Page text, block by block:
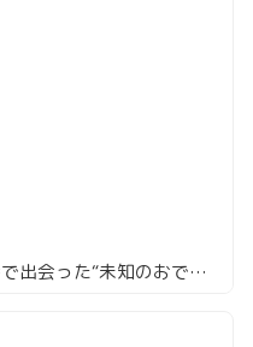
「え、大根揚げるの!?」高円寺で出会った“未知のおでん”が忘れられない夜